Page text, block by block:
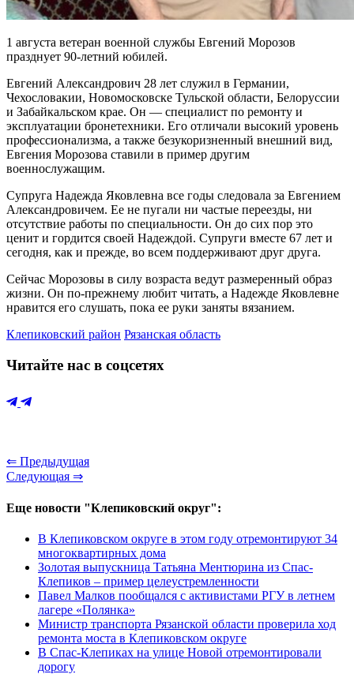
1 августа ветеран военной службы Евгений Морозов
празднует 90-летний юбилей.
Евгений Александрович 28 лет служил в Германии,
Чехословакии, Новомосковске Тульской области, Белоруссии
и Забайкальском крае. Он — специалист по ремонту и
эксплуатации бронетехники. Его отличали высокий уровень
профессионализма, а также безукоризненный внешний вид,
Евгения Морозова ставили в пример другим
военнослужащим.
Супруга Надежда Яковлевна все годы следовала за Евгением
Александровичем. Ее не пугали ни частые переезды, ни
отсутствие работы по специальности. Он до сих пор это
ценит и гордится своей Надеждой. Супруги вместе 67 лет и
сегодня, как и прежде, во всем поддерживают друг друга.
Сейчас Морозовы в силу возраста ведут размеренный образ
жизни. Он по-прежнему любит читать, а Надежде Яковлевне
нравится его слушать, пока ее руки заняты вязанием.
Клепиковский район Рязанская область
Читайте нас в соцсетях
⇐ Предыдущая
Следующая ⇒
Еще новости "Клепиковский округ":
В Клепиковском округе в этом году отремонтируют 34
многоквартирных дома
Золотая выпускница Татьяна Ментюрина из Спас-
Клепиков – пример целеустремленности
Павел Малков пообщался с активистами РГУ в летнем
лагере «Полянка»
Министр транспорта Рязанской области проверила ход
ремонта моста в Клепиковском округе
В Спас-Клепиках на улице Новой отремонтировали
дорогу